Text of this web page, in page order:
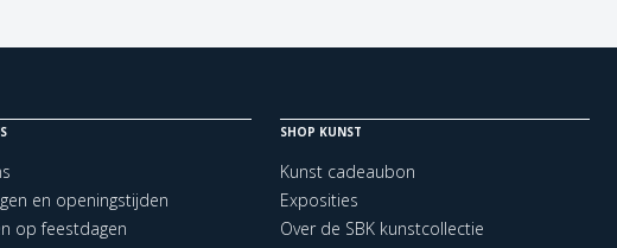
en openingstijden
op feestdagen
SHOP KUNST
Kunst cadeaubon
Exposities
Over de SBK kunstcollectie